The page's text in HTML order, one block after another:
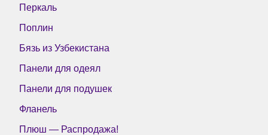
Перкаль
Поплин
Бязь из Узбекистана
Панели для одеял
Панели для подушек
Фланель
Плюш — Распродажа!